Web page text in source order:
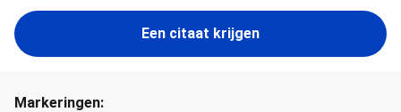
Een citaat krijgen
Markeringen: